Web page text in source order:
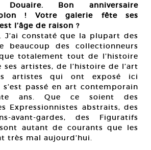
Douaire. Bon anniversaire
! Votre galerie fête ses
l’âge de raison ?
J’ai constaté que la plupart des
beaucoup des collectionneurs
totalement tout de l’histoire
ses artistes, de l’histoire de l’art
artistes qui ont exposé ici
passé en art contemporain
ans. Que ce soient des
Expressionnistes abstraits, des
avant-gardes, des Figuratifs
autant de courants que les
très mal aujourd’hui.